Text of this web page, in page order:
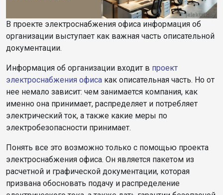
В проекте электроснабжения офиса информация об
организации выступает как важная часть описательной
документации.
Информация об организации входит в проект
электроснабжения офиса как описательная часть. Но от
нее немало зависит: чем занимается компания, как
именно она принимает, распределяет и потребляет
электрический ток, а также какие меры по
электробезопасности принимает.
Понять все это возможно только с помощью проекта
электроснабжения офиса. Он является пакетом из
расчетной и графической документации, которая
призвана обосновать подачу и распределение